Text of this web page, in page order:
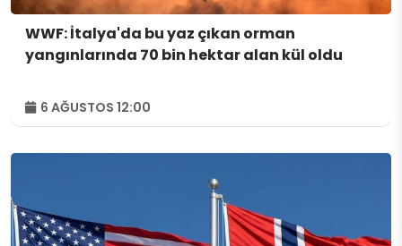
WWF: İtalya'da bu yaz çıkan orman
yangınlarında 70 bin hektar alan kül oldu
6 AĞUSTOS 12:00